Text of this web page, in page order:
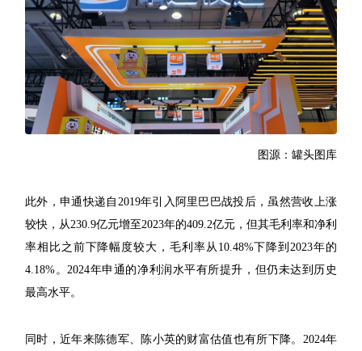
图源：罐头图库
此外，申通快递自2019年引入阿里巴巴战投后，虽然营收上涨
较快，从230.9亿元增至2023年的409.2亿元，但其毛利率和净利
率相比之前下降幅度较大，毛利率从10.48%下降到2023年的
4.18%。2024年申通的净利润水平有所提升，但仍未达到历史
最高水平。
同时，近年来陈德军、陈小英的财富估值也有所下降。2024年